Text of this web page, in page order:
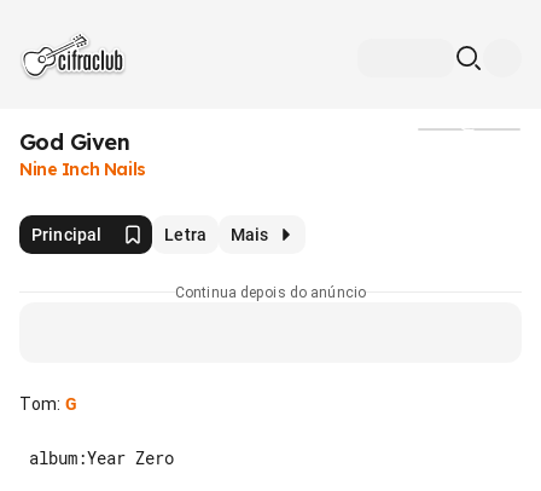
God Given
Nine Inch Nails
Principal Letra Mais
Continua depois do anúncio
Tom: G